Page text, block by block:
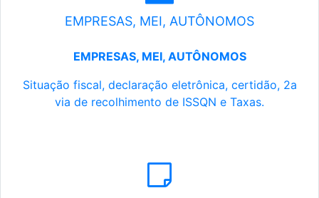
EMPRESAS, MEI, AUTÔNOMOS
EMPRESAS, MEI, AUTÔNOMOS
Situação fiscal, declaração eletrônica, certidão, 2a
via de recolhimento de ISSQN e Taxas.